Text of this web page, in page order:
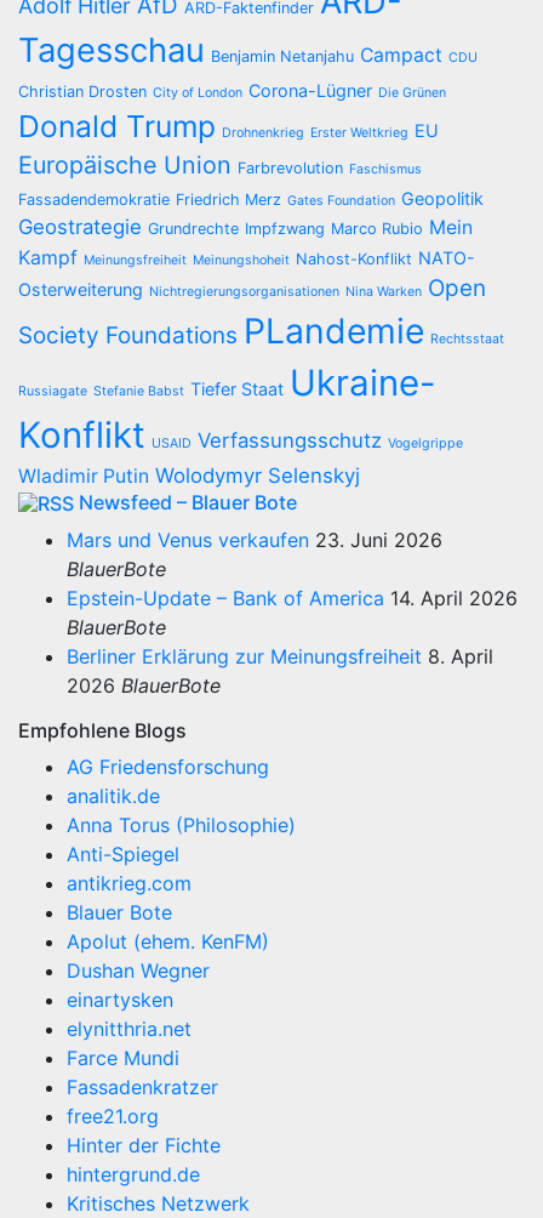
Adolf Hitler ARD-Faktenfinder
Tagesschau Benjamin Netanjahu Campact CDU
Christian Drosten City of London Corona-Lügner Die Grünen
Donald Trump Drohnenkrieg Erster Weltkrieg EU
Europäische Union Farbrevolution Faschismus
Fassadendemokratie Friedrich Merz Gates Foundation Geopolitik
Geostrategie Grundrechte Impfzwang Marco Rubio Mein
Kampf Meinungsfreiheit Meinungshoheit Nahost-Konflikt NATO-
Osterweiterung Nichtregierungsorganisationen Nina Warken Open
Society Foundations PLandemie Rechtsstaat
Russiagate Stefanie Babst Tiefer Staat Ukraine-
Konflikt USAID Verfassungsschutz Vogelgrippe
Wladimir Putin Wolodymyr Selenskyj
Newsfeed – Blauer Bote
Mars und Venus verkaufen 23. Juni 2026
BlauerBote
Epstein-Update – Bank of America 14. April 2026
BlauerBote
Berliner Erklärung zur Meinungsfreiheit 8. April
2026 BlauerBote
Empfohlene Blogs
AG Friedensforschung
analitik.de
Anna Torus (Philosophie)
Anti-Spiegel
antikrieg.com
Blauer Bote
Apolut (ehem. KenFM)
Dushan Wegner
einartysken
elynitthria.net
Farce Mundi
Fassadenkratzer
free21.org
Hinter der Fichte
hintergrund.de
Kritisches Netzwerk